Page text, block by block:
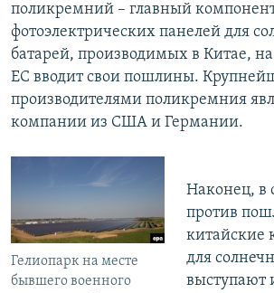
поликремний – главный
фотоэлектрических панелей для
батарей, производимых в Китае,
ЕС вводит свои пошлины.
производителями поликремния
компании из США и Германии.
Гелиопарк на месте
бывшего военного
Наконец, в
против
китайские
для
выступают